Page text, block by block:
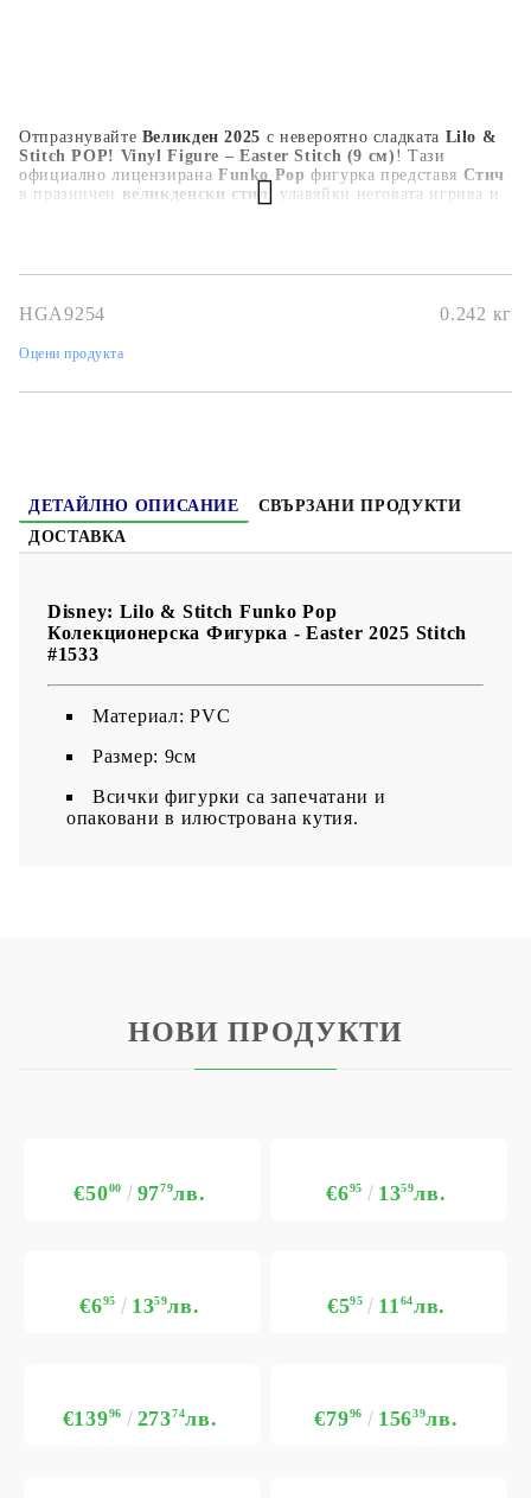
Отпразнувайте Великден 2025 с невероятно сладката Lilo &
Stitch POP! Vinyl Figure – Easter Stitch (9 см) ! Тази
официално лицензирана Funko Pop фигурка представя Стич
в празничен великденски стил
, улавяйки неговата игрива и
колекционеритеи феновете на любимото синьо извънземно!
HGA9254 0.242 кг
Оцени продукта
ДЕТАЙЛНО ОПИСАНИЕ
СВЪРЗАНИ ПРОДУКТИ
ДОСТАВКА
Disney: Lilo & Stitch Funko Pop
Колекционерска Фигурка - Easter 2025 Stitch
#1533
Материал: PVC
Размер: 9см
Всички фигурки са запечатани и
опаковани в илюстрована кутия.
НОВИ ПРОДУКТИ
€5000 9779лв. €695 1359лв.
€695 1359лв. €595 11 64лв.
€13996 27374лв. €7996 15639лв.